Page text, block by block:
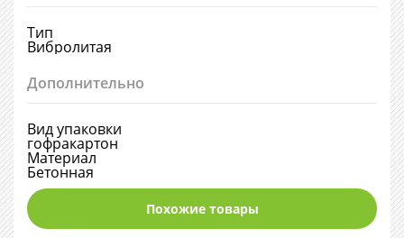
Тип
Вибролитая
Дополнительно
Вид упаковки
гофракартон
Материал
Бетонная
Похожие товары